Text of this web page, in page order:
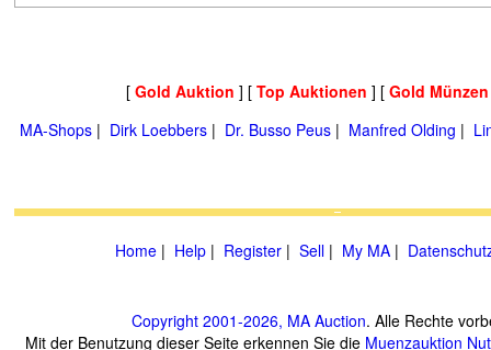
[ Gold Auktion ] [ Top Auktionen ] [ Gold
MA-Shops | Dirk Loebbers | Dr. Busso Peus | Manfred Olding |
Home | Help | Register | Sell | My MA |
Copyright 2001-2026, MA Auction. Alle Rechte
Mit der Benutzung dieser Seite erkennen Sie die Muenzauktion